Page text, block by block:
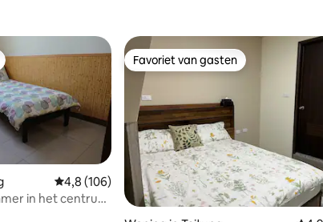
Gemiddelde beoordeling van 4,8 op 5, 106
4,8 (106)
in het centrum
Favoriet van gasten
Favoriet van gasten